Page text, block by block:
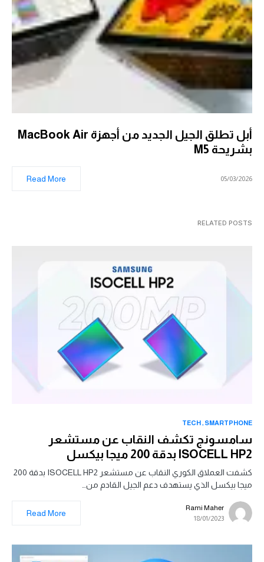
أبل تطلق الجيل الجديد من أجهزة MacBook Air
بشريحة M5
05/03/2026
Read More
RELATED POSTS
SMARTPHONE
TECH
سامسونج تكشف النقاب عن مستشعر
ISOCELL HP2 بدقة 200 ميجا بيكسل
كشفت العملاق الكوري النقاب عن مستشعر ISOCELL HP2 بدقة 200
ميجا بيكسل الذي يستهدف دعم الجيل القادم من…
Rami Maher
18/01/2023
Read More